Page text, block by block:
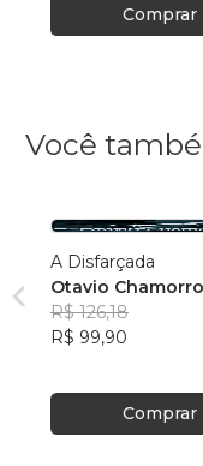
Comprar
Você
A Disfarçada
Otavio Chamorro
R$ 126,18
R$ 99,90
Comprar